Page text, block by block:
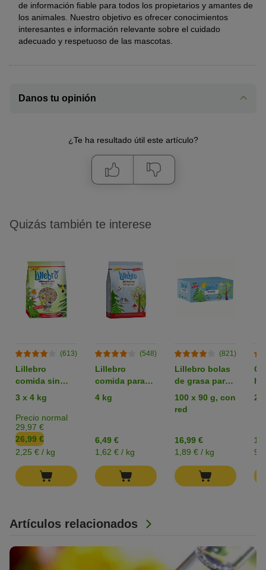
de información fiable para todos los propietarios y amantes de
los animales. Nuestro objetivo es ofrecer conocimientos
interesantes e información relevante sobre el cuidado
adecuado y respetuoso de las mascotas.
Danos tu opinión
¿Te ha resultado útil este artículo?
Artículos relacionados
Quizás también te interese
(613)
Lillebro
comida sin
cáscaras para
aves silvestres
3 x 4 kg
Precio normal
29,97 €
26,99 €
2,25 € / kg
(548)
Lillebro
comida para
aves silvestres
4 kg
6,49 €
1,62 € / kg
(821)
Lillebro bolas
de grasa para
pájaros
silvestres
100 x 90 g, con
red
16,99 €
1,89 € / kg
2